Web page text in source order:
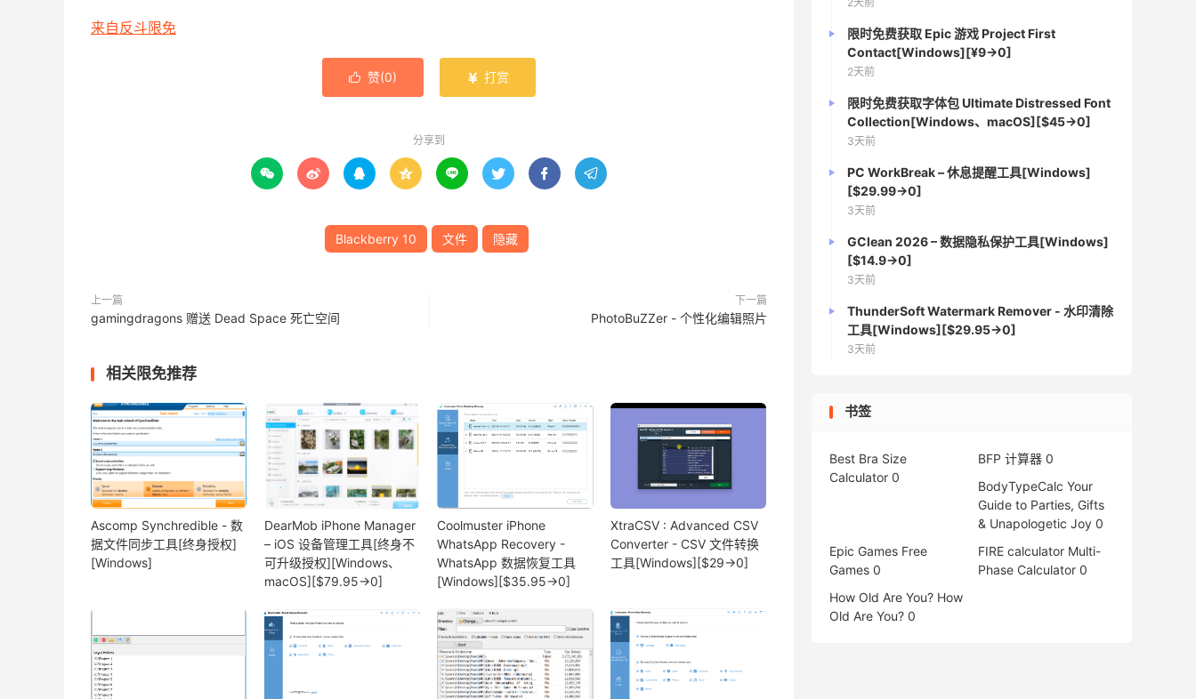
来自反斗限免
 赞(0)  打赏
分享到
       
Blackberry 10 文件 隐藏
上一篇
gamingdragons 赠送 Dead Space 死亡空间
下一篇
PhotoBuZZer - 个性化编辑照片
相关限免推荐
Ascomp Synchredible - 数
据文件同步工具[终身授权]
[Windows]
DearMob iPhone Manager
– iOS 设备管理工具[终身不
可升级授权][Windows、
macOS][$79.95→0]
Coolmuster iPhone
WhatsApp Recovery -
WhatsApp 数据恢复工具
[Windows][$35.95→0]
XtraCSV : Advanced CSV
Converter - CSV 文件转换
工具[Windows][$29→0]
限时免费获取 Epic 游戏 Project First
Contact[Windows][¥9→0]
2天前
限时免费获取字体包 Ultimate Distressed Font
Collection[Windows、macOS][$45→0]
3天前
PC WorkBreak – 休息提醒工具[Windows]
[$29.99→0]
3天前
GClean 2026 – 数据隐私保护工具[Windows]
[$14.9→0]
3天前
ThunderSoft Watermark Remover - 水印清除
工具[Windows][$29.95→0]
3天前
书签
Best Bra Size
Calculator 0
BFP 计算器 0
BodyTypeCalc Your
Guide to Parties, Gifts
& Unapologetic Joy 0
Epic Games Free
Games 0
FIRE calculator Multi-
Phase Calculator 0
How Old Are You? How
Old Are You? 0